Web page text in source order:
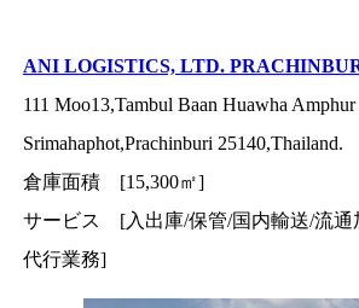
ANI LOGISTICS, LTD.
111 Moo13,Tambul Baan Huawha Amphur
Srimahaphot,Prachinburi 25140,Thailand.
倉庫面積 [15,300㎡]
サービス [入出庫/保管/国内輸送/流通
代行業務]